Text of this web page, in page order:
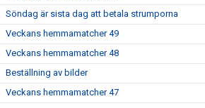
Söndag är sista dag att betala strumporna
Veckans hemmamatcher 49
Veckans hemmamatcher 48
Beställning av bilder
Veckans hemmamatcher 47